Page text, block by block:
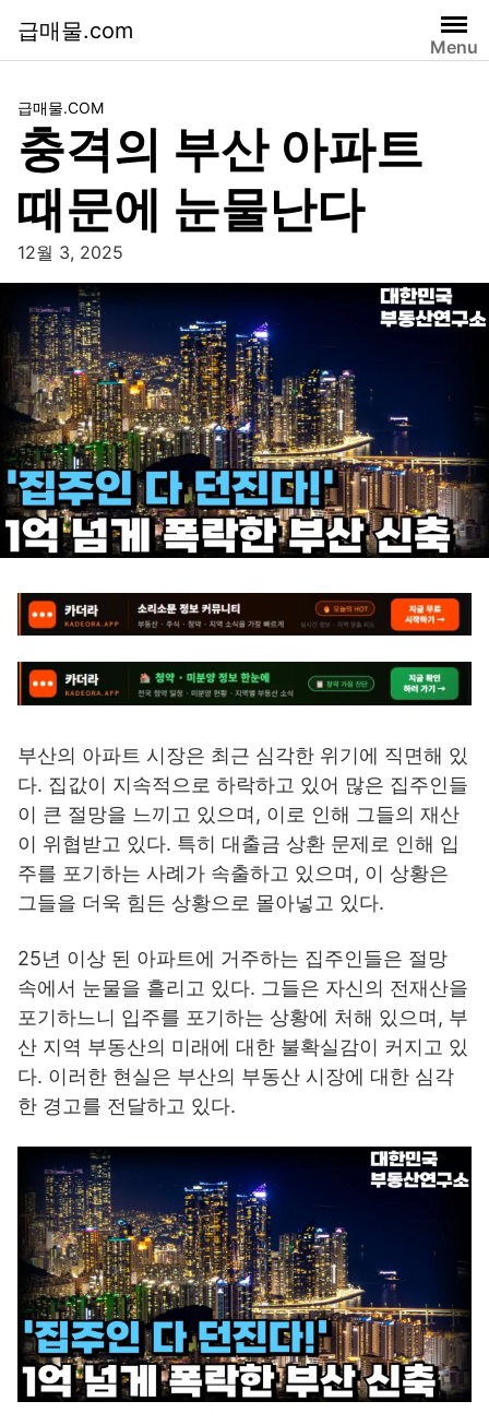
급매물.com
Menu
급매물.COM
충격의 부산 아파트
때문에 눈물난다
12월 3, 2025
부산의 아파트 시장은 최근 심각한 위기에 직면해 있
다. 집값이 지속적으로 하락하고 있어 많은 집주인들
이 큰 절망을 느끼고 있으며, 이로 인해 그들의 재산
이 위협받고 있다. 특히 대출금 상환 문제로 인해 입
주를 포기하는 사례가 속출하고 있으며, 이 상황은
그들을 더욱 힘든 상황으로 몰아넣고 있다.
25년 이상 된 아파트에 거주하는 집주인들은 절망
속에서 눈물을 흘리고 있다. 그들은 자신의 전재산을
포기하느니 입주를 포기하는 상황에 처해 있으며, 부
산 지역 부동산의 미래에 대한 불확실감이 커지고 있
다. 이러한 현실은 부산의 부동산 시장에 대한 심각
한 경고를 전달하고 있다.